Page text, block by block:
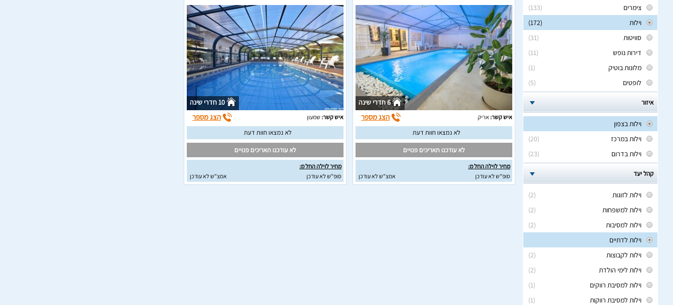
(133)
צימרים
(172)
וילות
(31)
סוויטות
(11)
דירות נופש
(1)
מלונות בוטיק
(5)
לופטים
איזור
וילות בצפון
(20)
וילות במרכז
(23)
וילות בדרום
קהל יעד
(2)
וילות לזוגות
(2)
וילות למשפחות
(2)
וילות למסיבות
וילות לדתיים
(2)
וילות לקבוצות
(2)
וילות לימי הולדת
(1)
וילות למסיבת רווקים
(1)
וילות למסיבת רווקות
6 חדרי שינה
איש קשר: אריק הצג מספר
לא נמצאו חוות דעת
לא עודכנו תאריכים פנויים
מחיר לוילה החל מ:
סופ"ש לא עודכן
אמצ"ש לא עודכן
10 חדרי שינה
איש קשר: שמעון הצג מספר
לא נמצאו חוות דעת
לא עודכנו תאריכים פנויים
מחיר לוילה החל מ:
סופ"ש לא עודכן
אמצ"ש לא עודכן